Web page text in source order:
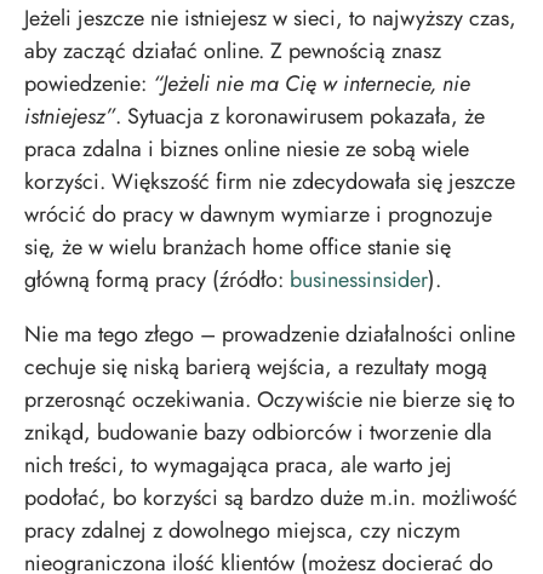
Jeżeli jeszcze nie istniejesz w sieci, to najwyższy czas,
aby zacząć działać online. Z pewnością znasz
powiedzenie: “Jeżeli nie ma Cię w internecie, nie
istniejesz”. Sytuacja z koronawirusem pokazała, że
praca zdalna i biznes online niesie ze sobą wiele
korzyści. Większość firm nie zdecydowała się jeszcze
wrócić do pracy w dawnym wymiarze i prognozuje
się, że w wielu branżach home office stanie się
główną formą pracy (źródło: businessinsider).
Nie ma tego złego – prowadzenie działalności online
cechuje się niską barierą wejścia, a rezultaty mogą
przerosnąć oczekiwania. Oczywiście nie bierze się to
znikąd, budowanie bazy odbiorców i tworzenie dla
nich treści, to wymagająca praca, ale warto jej
podołać, bo korzyści są bardzo duże m.in. możliwość
pracy zdalnej z dowolnego miejsca, czy niczym
nieograniczona ilość klientów (możesz docierać do